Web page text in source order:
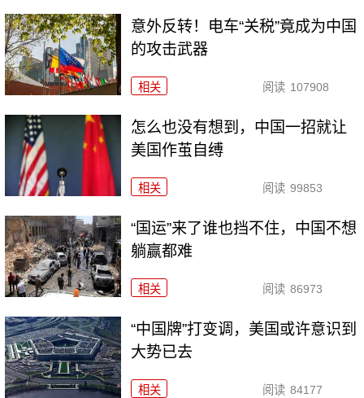
意外反转！电车“关税”竟成为中国
的攻击武器
相关 阅读 107908
怎么也没有想到，中国一招就让
美国作茧自缚
相关 阅读 99853
“国运”来了谁也挡不住，中国不想
躺赢都难
相关 阅读 86973
“中国牌”打变调，美国或许意识到
大势已去
相关 阅读 84177